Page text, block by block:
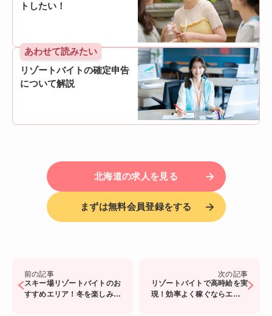
トしたい！
あわせて読みたい
リゾートバイトの確定申告
について解説
北海道の求人を見る
まずは無料会員登録をする
前の記事
スキー場リゾートバイトのお
すすめエリア！冬を楽しみな
次の記事
リゾートバイトで高時給を実
現！効率よく稼ぐならエリア